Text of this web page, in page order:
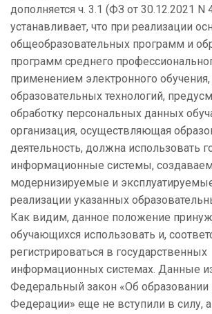
дополняется ч. 3.1 (ФЗ от 30.12.2021 N
устанавливает, что при реализации
общеобразовательных программ и
программ среднего
применением электронного
образовательных технологий,
обработку персональных данных
организация, осуществляющая
деятельность, должна использовать
информационные системы,
модернизируемые и
реализации указанных
Как видим, данное положение
обучающихся использовать и,
регистрироваться в государственных
информационных системах. Данные
Федеральный закон «Об образовании
Федерации» еще не вступили в силу,